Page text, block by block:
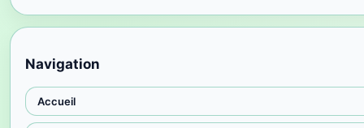
Navigation
Accueil